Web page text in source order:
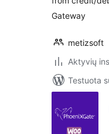
Gateway
metizsoft
Aktyvių
Testuota